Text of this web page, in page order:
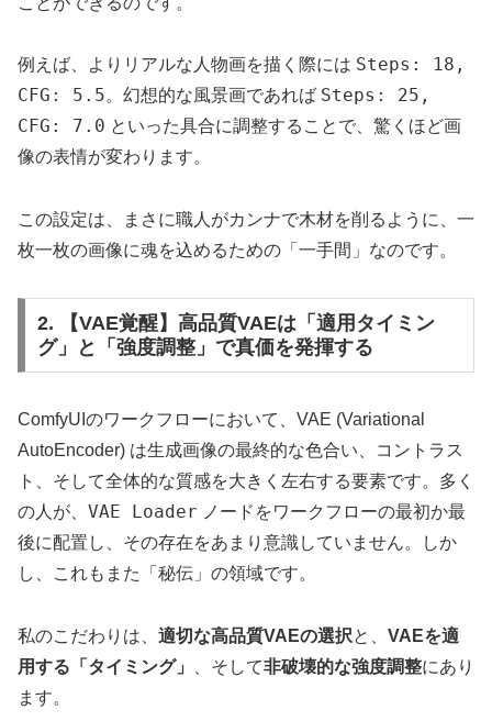
例えば、よりリアルな人物画を描く際には Steps: 18,
CFG: 5.5。幻想的な風景画であれば Steps: 25,
CFG: 7.0 といった具合に調整することで、驚くほど画
像の表情が変わります。
この設定は、まさに職人がカンナで木材を削るように、一
枚一枚の画像に魂を込めるための「一手間」なのです。
2. 【VAE覚醒】高品質VAEは「適用タイミン
グ」と「強度調整」で真価を発揮する
ComfyUIのワークフローにおいて、VAE (Variational
AutoEncoder) は生成画像の最終的な色合い、コントラス
ト、そして全体的な質感を大きく左右する要素です。多く
の人が、 VAE Loader ノードをワークフローの最初か最
後に配置し、その存在をあまり意識していません。しか
し、これもまた「秘伝」の領域です。
私のこだわりは、 適切な高品質VAEの選択と、 VAEを適
用する「タイミング」
、そして非破壊的な強度調整にあり
ます。